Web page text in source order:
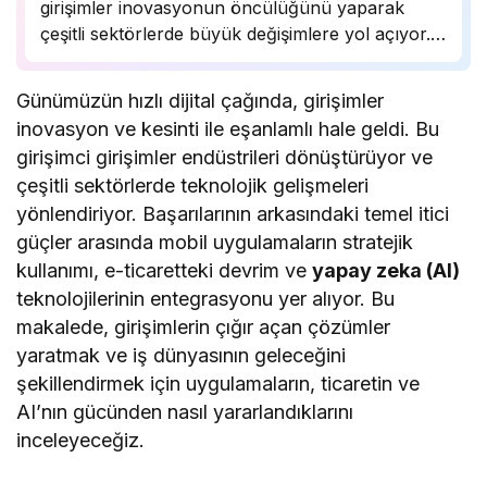
girişimler inovasyonun öncülüğünü yaparak
çeşitli sektörlerde büyük değişimlere yol açıyor.
Mobil uygulamaların stratejik kullanımı, e-
(AI) teknolojilerinin entegrasyonu gibi faktörler,
bu girişimlerin başarısının ardındaki temel itici
güçler arasında…
Günümüzün hızlı dijital çağında, girişimler
inovasyon ve kesinti ile eşanlamlı hale geldi. Bu
girişimci girişimler endüstrileri dönüştürüyor ve
çeşitli sektörlerde teknolojik gelişmeleri
yönlendiriyor. Başarılarının arkasındaki temel itici
güçler arasında mobil uygulamaların stratejik
kullanımı, e-ticaretteki devrim veyapay zeka (AI)
teknolojilerinin entegrasyonu yer alıyor. Bu
makalede, girişimlerin çığır açan çözümler
yaratmak ve iş dünyasının geleceğini
şekillendirmek için uygulamaların, ticaretin ve
AI’nın gücünden nasıl yararlandıklarını
inceleyeceğiz.